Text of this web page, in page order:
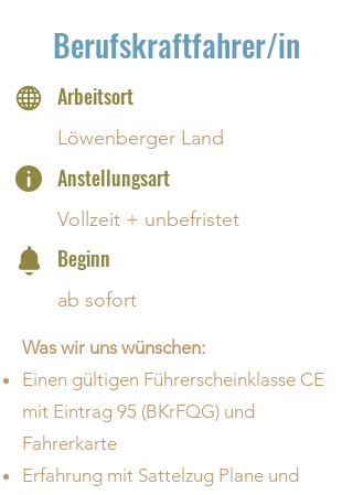
Berufskraftfahrer/in
Arbeitsort
Löwenberger Land
Anstellungsart
Vollzeit + unbefristet
Beginn
ab sofort
Was wir uns wünschen:
Einen gültigen Führerscheinklasse CE
mit Eintrag 95 (BKrFQG) und
Fahrerkarte
Erfahrung mit Sattelzug Plane und